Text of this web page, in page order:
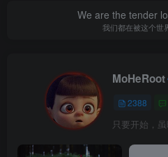
We are the tender
我们都在被这个世
MoHeRoot
2388
只要开始，